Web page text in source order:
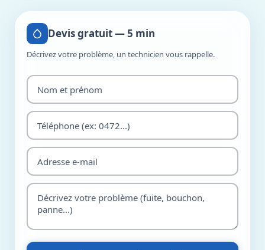
Devis gratuit — 5 min
Décrivez votre problème, un technicien vous rappelle.